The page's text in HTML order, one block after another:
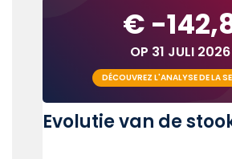
€ -
OP 31 JULI 2026
DÉCOUVREZ L'ANALYSE DE LA
Evolutie van de